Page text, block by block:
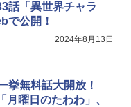
話「異世界チャラ
で公開！
2024年8月13日
挙無料話大開放！
月曜日のたわわ」、